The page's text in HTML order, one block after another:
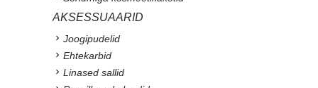
AKSESSUAARID
Joogipudelid
Ehtekarbid
Linased sallid